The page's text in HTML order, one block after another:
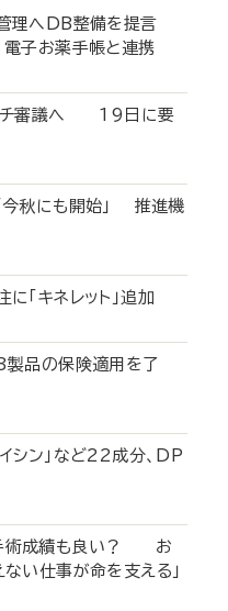
理へDB整備を提言
電子お薬手帳と連携
ッチ審議へ 19日に要
今秋にも開始」 推進機
に「キネレット」追加
製品の保険適用を了
イシン」など22成分、DP
術成績も良い？ お
い仕事が命を支える」